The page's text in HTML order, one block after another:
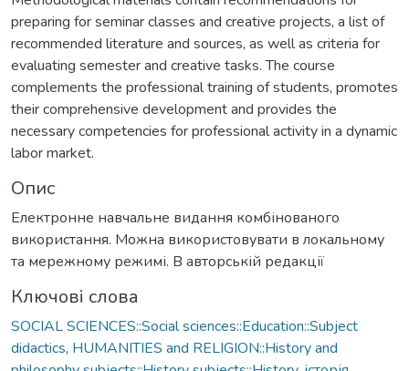
preparing for seminar classes and creative projects, a list of
recommended literature and sources, as well as criteria for
evaluating semester and creative tasks. The course
complements the professional training of students, promotes
their comprehensive development and provides the
necessary competencies for professional activity in a dynamic
labor market.
Опис
Електронне навчальне видання комбінованого
використання. Можна використовувати в локальному
та мережному режимі. В авторській редакції
Ключові слова
SOCIAL SCIENCES::Social sciences::Education::Subject
didactics, HUMANITIES and RELIGION::History and